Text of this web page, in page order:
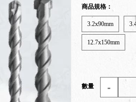
商品規格：
3.2x90mm
12.7x150mm
數量 -